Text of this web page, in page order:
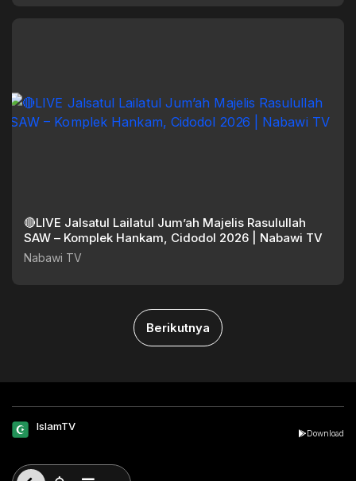
🔴LIVE Jalsatul Lailatul Jum’ah Majelis Rasulullah
SAW – Komplek Hankam, Cidodol 2026 | Nabawi TV
Nabawi TV
Berikutnya
IslamTV
Download